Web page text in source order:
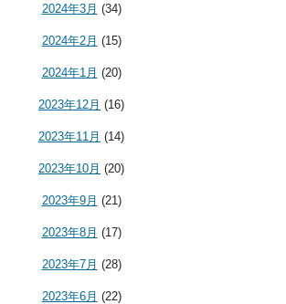
2024年3月 (34)
2024年2月 (15)
2024年1月 (20)
2023年12月 (16)
2023年11月 (14)
2023年10月 (20)
2023年9月 (21)
2023年8月 (17)
2023年7月 (28)
2023年6月 (22)